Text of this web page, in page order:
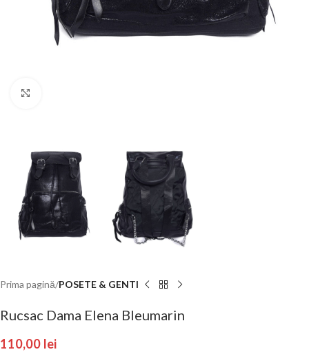
Prima pagină POSETE & GENTI
Rucsac Dama Elena Bleumarin
110,00 lei